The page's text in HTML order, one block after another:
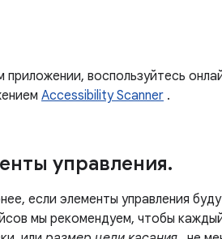
воспользуйтесь
Accessibility Scanner .
управления.
если элементы управления
мы рекомендуем, чтобы